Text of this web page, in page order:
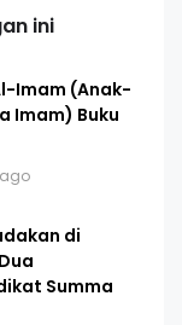
ini
Imam (Anak-
Imam) Buku
di
Summa